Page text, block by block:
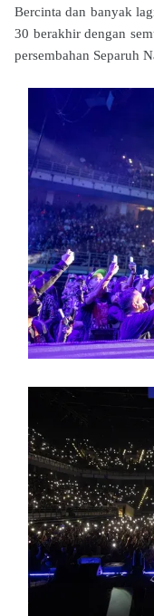
Bercinta dan banyak
30 berakhir dengan
persembahan Separuh